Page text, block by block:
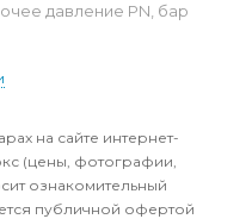
давление PN, бар
на сайте интернет-
(цены, фотографии,
ознакомительный
публичной офертой